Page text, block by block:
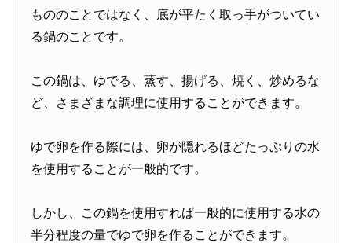
もののことではなく、底が平たく取っ手がついてい
る鍋のことです。
この鍋は、ゆでる、蒸す、揚げる、焼く、炒めるな
ど、さまざまな調理に使用することができます。
ゆで卵を作る際には、卵が隠れるほどたっぷりの水
を使用することが一般的です。
しかし、この鍋を使用すれば一般的に使用する水の
半分程度の量でゆで卵を作ることができます。